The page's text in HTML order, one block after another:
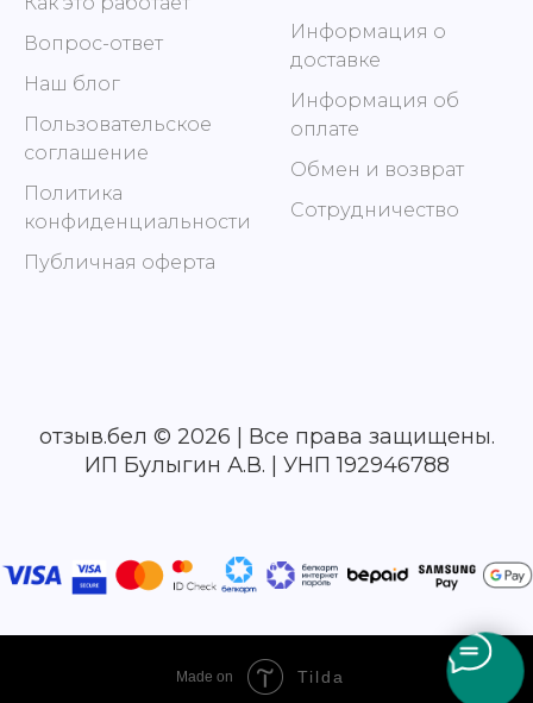
Вопрос-ответ
Наш блог
Пользовательское
соглашение
Политика
конфиденциальности
Публичная оферта
Информация о
доставке
Информация об
оплате
Обмен и возврат
Сотрудничество
отзыв.бел © 2026 | Все права защищены.
ИП Булыгин А.В. | УНП 192946788
Made on Tilda